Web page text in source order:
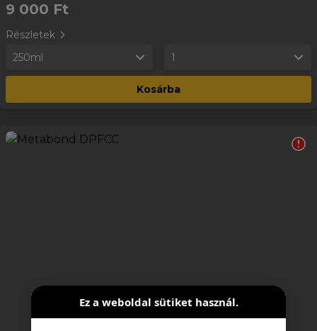
9 000 Ft
Részletek
250ml
1
Kosárba
Ez a weboldal sütiket használ.